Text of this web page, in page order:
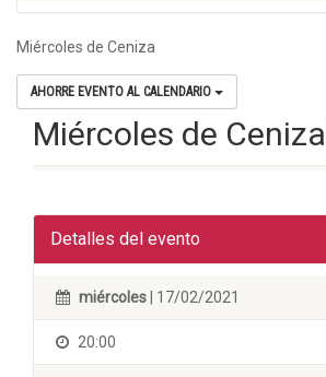
Miércoles de Ceniza
AHORRE EVENTO AL CALENDARIO
Miércoles de Ceniza
Detalles del evento
miércoles | 17/02/2021
20:00